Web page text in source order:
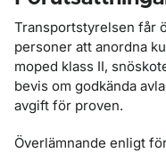
Transportstyrelsen får
personer att anordna
moped klass II,
bevis om godkända
avgift för proven.
Överlämnande enligt